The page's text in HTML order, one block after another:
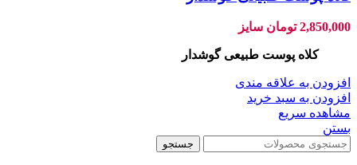
2,850,000 تومان سایز
کلاه پوست طبیعی گوشدار
افزودن به علاقه مندی
افزودن به سبد خرید
مشاهده سریع
بستن
جستجو